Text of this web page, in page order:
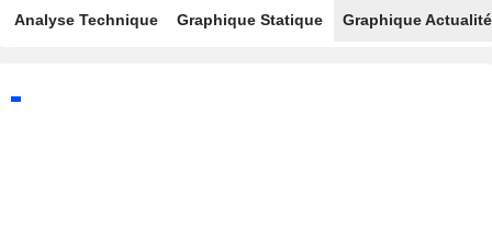
Analyse Technique Graphique Statique Graphique